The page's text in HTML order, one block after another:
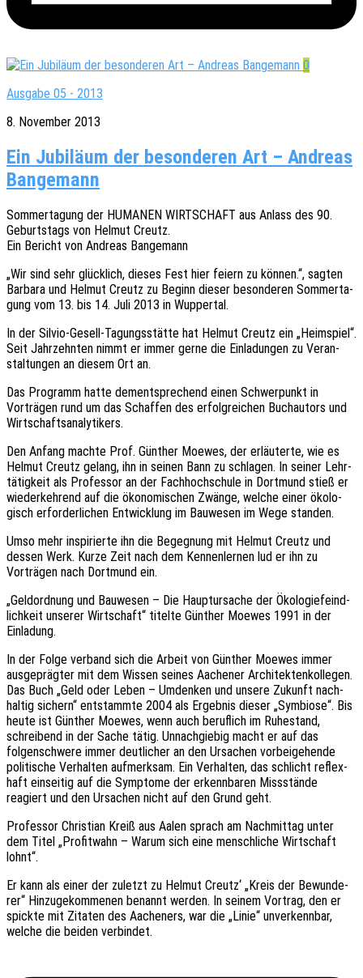
0
Ausgabe 05 - 2013
8. November 2013
Ein Jubiläum der besonderen Art – Andreas
Bangemann
Sommer­ta­gung der HUMANEN WIRTSCHAFT aus Anlass des 90.
Geburts­tags von Helmut Creutz.
Ein Bericht von Andre­as Bangemann
„Wir sind sehr glück­lich, dieses Fest hier feiern zu können.“, sagten
Barba­ra und Helmut Creutz zu Beginn dieser beson­de­ren Sommer­ta­
gung vom 13. bis 14. Juli 2013 in Wuppertal.
In der Silvio-Gesell-Tagungs­stät­te hat Helmut Creutz ein „Heim­spiel“.
Seit Jahr­zehn­ten nimmt er immer gerne die Einla­dun­gen zu Veran­
stal­tun­gen an diesem Ort an.
Das Programm hatte dementspre­chend einen Schwer­punkt in
Vorträ­gen rund um das Schaf­fen des erfolg­rei­chen Buch­au­tors und
Wirtschaftsanalytikers.
Den Anfang machte Prof. Günther Moewes, der erläu­ter­te, wie es
Helmut Creutz gelang, ihn in seinen Bann zu schla­gen. In seiner Lehr­
tä­tig­keit als Profes­sor an der Fach­hoch­schu­le in Dort­mund stieß er
wieder­keh­rend auf die ökono­mi­schen Zwänge, welche einer ökolo­
gisch erfor­der­li­chen Entwick­lung im Bauwe­sen im Wege standen.
Umso mehr inspi­rier­te ihn die Begeg­nung mit Helmut Creutz und
dessen Werk. Kurze Zeit nach dem Kennen­ler­nen lud er ihn zu
Vorträ­gen nach Dort­mund ein.
„Geld­ord­nung und Bauwe­sen – Die Haupt­ur­sa­che der Ökolo­gie­feind­
lich­keit unse­rer Wirt­schaft“ titel­te Günther Moewes 1991 in der
Einladung.
In der Folge verband sich die Arbeit von Günther Moewes immer
ausge­präg­ter mit dem Wissen seines Aache­ner Archi­tek­ten­kol­le­gen.
Das Buch „Geld oder Leben – Umden­ken und unsere Zukunft nach­
hal­tig sichern“ entstamm­te 2004 als Ergeb­nis dieser „Symbio­se“. Bis
heute ist Günther Moewes, wenn auch beruf­lich im Ruhe­stand,
schrei­bend in der Sache tätig. Unnach­gie­big macht er auf das
folgen­schwe­re immer deut­li­cher an den Ursa­chen vorbei­ge­hen­de
poli­ti­sche Verhal­ten aufmerk­sam. Ein Verhal­ten, das schlicht reflex­
haft einsei­tig auf die Sympto­me der erkenn­ba­ren Miss­stän­de
reagiert und den Ursa­chen nicht auf den Grund geht.
Profes­sor Chris­ti­an Kreiß aus Aalen sprach am Nach­mit­tag unter
dem Titel „Profit­wahn – Warum sich eine mensch­li­che Wirt­schaft
lohnt“.
Er kann als einer der zuletzt zu Helmut Creutz‘ „Kreis der Bewun­de­
rer“ Hinzu­ge­kom­me­nen benannt werden. In seinem Vortrag, den er
spick­te mit Zita­ten des Aache­ners, war die „Linie“ unver­kenn­bar,
welche die beiden verbindet.